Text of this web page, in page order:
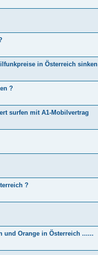
in Österreich sinken
?
surfen mit A1-Mobilvertrag
?
und Orange in Österreich ......